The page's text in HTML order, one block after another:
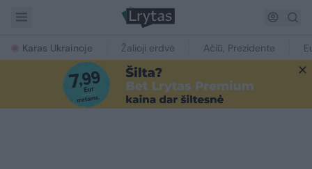
Karas Ukrainoje Žalioji erdvė Ačiū, Prezidente